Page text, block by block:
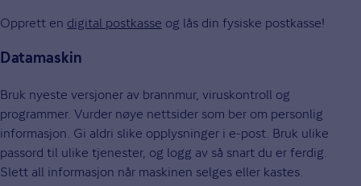
Opprett en digital postkasse og lås din fysiske postkasse!
Datamaskin
Bruk nyeste versjoner av brannmur, viruskontroll og
programmer. Vurder nøye nettsider som ber om personlig
informasjon. Gi aldri slike opplysninger i e-post. Bruk ulike
passord til ulike tjenester, og logg av så snart du er ferdig.
Slett all informasjon når maskinen selges eller kastes.